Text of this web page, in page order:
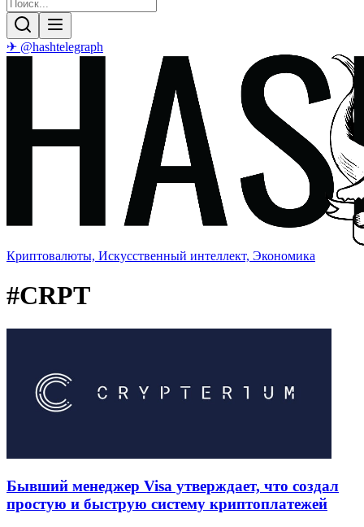
✈ @hashtelegraph
Криптовалюты, Искусственный интеллект, Экономика
#CRPT
Бывший менеджер Visa утверждает, что создал
простую и быструю систему криптоплатежей